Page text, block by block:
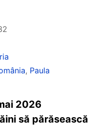
, Paula
2026
să părăsească